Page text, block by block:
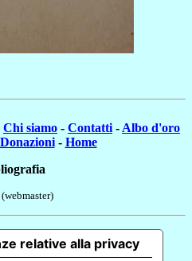
Chi siamo - Contatti - Albo d'oro
Donazioni- Home
(webmaster)
relative alla privacy